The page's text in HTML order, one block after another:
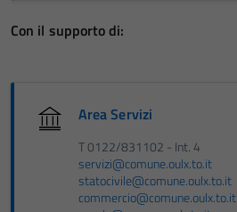
Con il supporto di:
Area Servizi
T 0122/831102 - Int. 4
servizi@comune.oulx.to.it
statocivile@comune.oulx.to.it
commercio@comune.oulx.to.it